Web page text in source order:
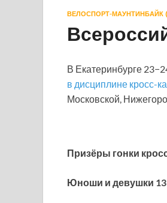
ВЕЛОСПОРТ-МАУНТИНБАЙК
В Екатеринбурге
в дисциплине кросс-
Московской,
Призёры гонки
Юноши и девушки